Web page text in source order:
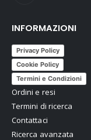
INFORMAZIONI
Privacy Policy
Cookie Policy
Termini e Condizioni
Ordini e resi
Termini di ricerca
Contattaci
Ricerca avanzata